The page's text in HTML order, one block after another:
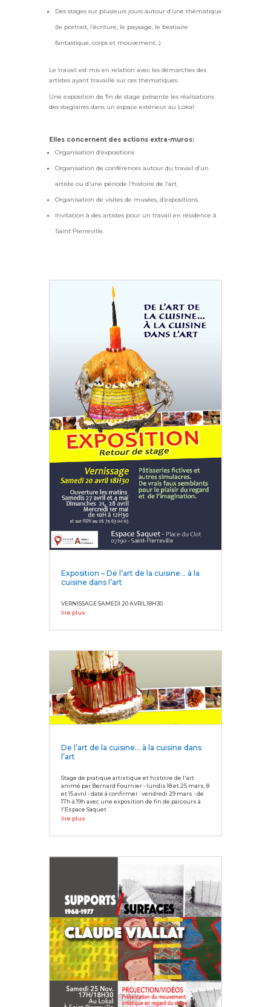
Des stages sur plusieurs jours autour d’une thématique
(le portrait, l’écriture, le paysage, le bestiaire
fantastique, corps et mouvement…)
Le travail est mis en relation avec les démarches des
artistes ayant travaillé sur ces thématiques.
Une exposition de fin de stage présente les réalisations
des stagiaires dans un espace extérieur au Lokal
Elles concernent des actions extra-muros:
Organisation d’expositions
Organisation de conférences autour du travail d’un
artiste ou d’une période l’histoire de l’art.
Organisation de visites de musées, d’expositions.
Invitation à des artistes pour un travail en résidence à
Saint Pierreville.
Exposition – De l’art de la cuisine… à la
cuisine dans l’art
VERNISSAGE SAMEDI 20 AVRIL 18H30
lire plus
De l’art de la cuisine… à la cuisine dans
l’art
Stage de pratique artistique et histoire de l'art
animé par Bernard Fournier - lundis 18 et 25 mars, 8
et 15 avril - date à confirmer : vendredi 29 mars - de
17h à 19h avec une exposition de fin de parcours à
l'Espace Saquet
lire plus